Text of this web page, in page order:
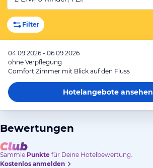
Filter
04.09.2026 - 06.09.2026
ohne Verpflegung
Comfort Zimmer mit Blick auf den Fluss
Hotelangeboteansehen
Bewertungen
Sammle Punkte für Deine Hotelbewertung.
Kostenlos anmelden